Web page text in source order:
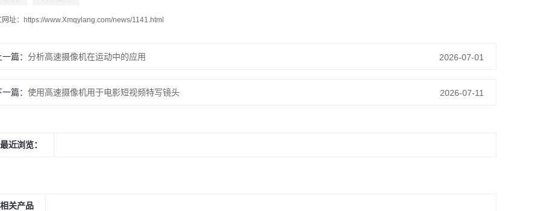
址： https://www.Xmqylang.com/news/1141.html
一篇： 分析高速摄像机在运动中的应用 2026-07-01
篇： 使用高速摄像机用于电影短视频特写镜头 2026-07-11
最近浏览：
相关产品